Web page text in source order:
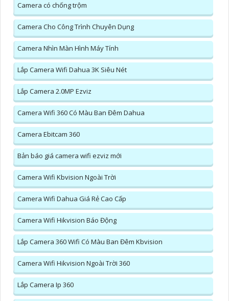
Camera có chống trộm
Camera Cho Công Trình Chuyên Dụng
Camera Nhìn Màn Hình Máy Tính
Lắp Camera Wifi Dahua 3K Siêu Nét
Lắp Camera 2.0MP Ezviz
Camera Wifi 360 Có Màu Ban Đêm Dahua
Camera Ebitcam 360
Bản báo giá camera wifi ezviz mới
Camera Wifi Kbvision Ngoài Trời
Camera Wifi Dahua Giá Rẻ Cao Cấp
Camera Wifi Hikvision Báo Động
Lắp Camera 360 Wifi Có Màu Ban Đêm Kbvision
Camera Wifi Hikvision Ngoài Trời 360
Lắp Camera Ip 360